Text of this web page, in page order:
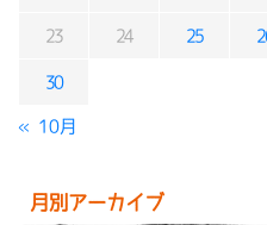
23 24 25
30
« 10月
月別アーカイブ